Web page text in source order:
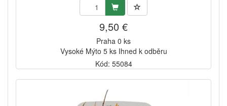
9,50 €
Praha 0 ks
Vysoké Mýto 5 ks Ihned k odběru
Kód: 55084